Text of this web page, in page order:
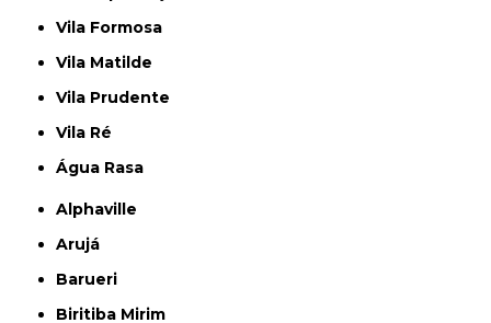
Vila Formosa
Vila Matilde
Vila Prudente
Vila Ré
Água Rasa
Alphaville
Arujá
Barueri
Biritiba Mirim